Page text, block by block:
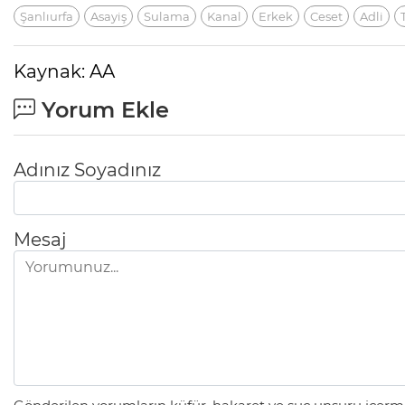
Şanlıurfa Asayiş Sulama Kanal Erkek Ceset Adli
Kaynak: AA
Yorum Ekle
Adınız Soyadınız
Mesaj